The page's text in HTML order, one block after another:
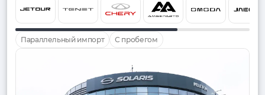
Параллельный импорт С пробегом